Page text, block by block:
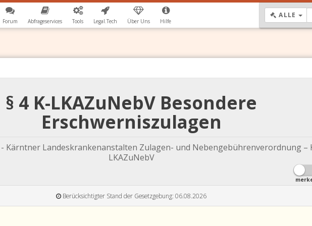
Forum Abfrageservices Tools Legal.Tech Über Uns Hilfe
ALLE
§ 4 K-LKAZuNebV Besondere
Erschwerniszulagen
- Kärntner Landeskrankenanstalten Zulagen- und Nebengebührenverordnung –
LKAZuNebV
Berücksichtigter Stand der Gesetzgebung: 06.08.2026